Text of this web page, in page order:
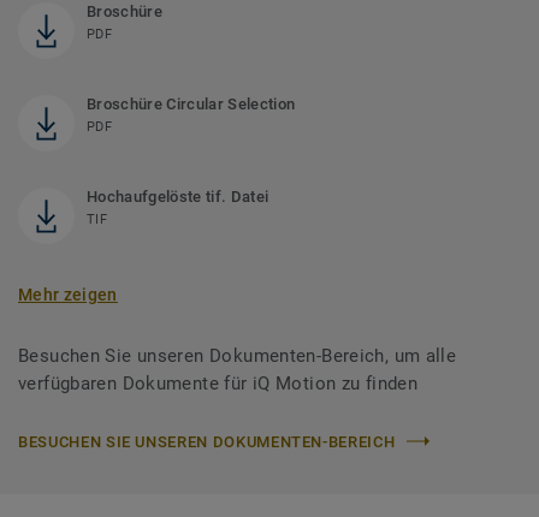
Broschüre
PDF
Broschüre Circular Selection
PDF
Hochaufgelöste tif. Datei
TIF
Mehr zeigen
Besuchen Sie unseren Dokumenten-Bereich, um alle
verfügbaren Dokumente für iQ Motion zu finden
BESUCHEN SIE UNSEREN DOKUMENTEN-BEREICH